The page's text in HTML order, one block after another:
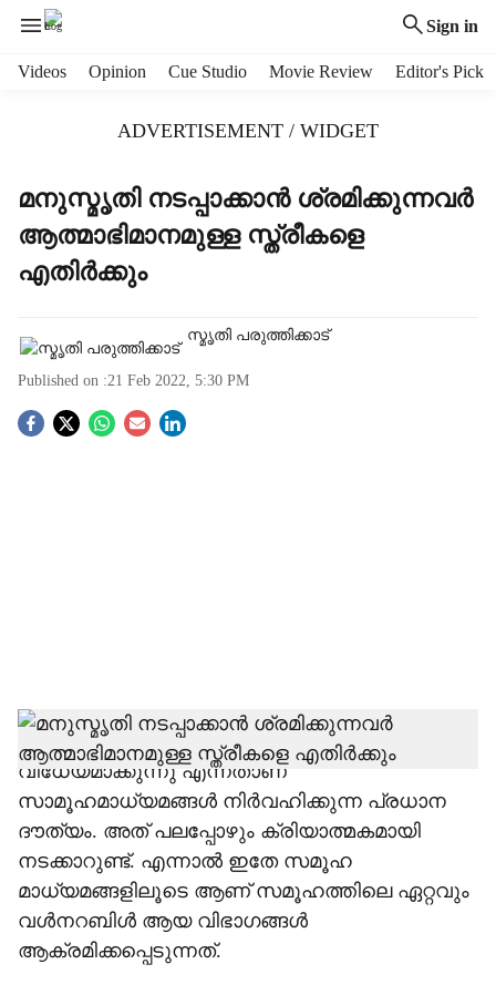
Sign in
Videos Opinion Cue Studio Movie Review Editor's Pick
ADVERTISEMENT / WIDGET
മനുസ്മൃതി നടപ്പാക്കാന്‍ ശ്രമിക്കുന്നവര്‍
ആത്മാഭിമാനമുള്ള സ്ത്രീകളെ
എതിര്‍ക്കും
സ്മൃതി പരുത്തിക്കാട്‌
Published on :21 Feb 2022, 5:30 PM
S
h
a
r
e
മുഖ്യധാര മാധ്യമങ്ങളെ പൊതുവിചാരണയ്ക്ക്
വിധേയമാക്കുന്നു എന്നതാണ്
സാമൂഹമാധ്യമങ്ങള്‍ നിര്‍വഹിക്കുന്ന പ്രധാന
ദൗത്യം. അത് പലപ്പോഴും ക്രിയാത്മകമായി
നടക്കാറുണ്ട്. എന്നാല്‍ ഇതേ സമൂഹ
മാധ്യമങ്ങളിലൂടെ ആണ് സമൂഹത്തിലെ ഏറ്റവും
വള്‍നറബിള്‍ ആയ വിഭാഗങ്ങള്‍
ആക്രമിക്കപ്പെടുന്നത്.